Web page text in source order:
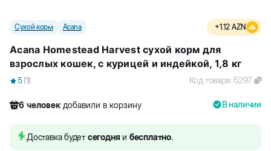
Сухой корм Acana +1.12 AZN
Acana Homestead Harvest сухой корм для
взрослых кошек, с курицей и индейкой, 1,8 кг
5 (1) Код товара:5297
6 человек добавили в корзину
15 человек купили товар
В наличии
Доставка будетсегодня и бесплатно.